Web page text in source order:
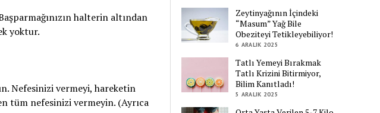
halterin altından
yoktur.
Nefesinizi vermeyi, hareketin
tüm nefesinizi vermeyin. (Ayrıca
Zeytinyağının İçindeki
“Masum” Yağ Bile
Obeziteyi Tetikleyebiliyor!
6 ARALIK 2025
Tatlı Yemeyi Bırakmak
Tatlı Krizini Bitirmiyor,
Bilim Kanıtladı!
5 ARALIK 2025